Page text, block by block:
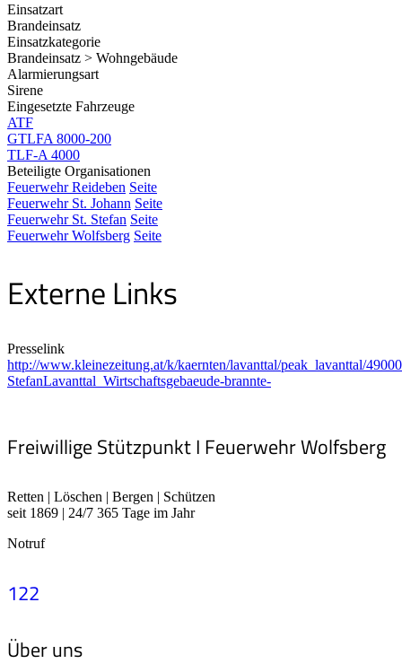
Einsatzart
Brandeinsatz
Einsatzkategorie
Brandeinsatz > Wohngebäude
Alarmierungsart
Sirene
Eingesetzte Fahrzeuge
ATF
GTLFA 8000-200
TLF-A 4000
Beteiligte Organisationen
Feuerwehr Reideben Seite
Feuerwehr St. Johann Seite
Feuerwehr St. Stefan Seite
Feuerwehr Wolfsberg Seite
Externe Links
Presselink
http://www.kleinezeitung.at/k/kaernten/lavanttal/peak_lavanttal/
StefanLavanttal_Wirtschaftsgebaeude-brannte-
Freiwillige Stützpunkt I Feuerwehr Wolfsberg
Retten | Löschen | Bergen | Schützen
seit 1869 | 24/7 365 Tage im Jahr
Notruf
122
Über uns